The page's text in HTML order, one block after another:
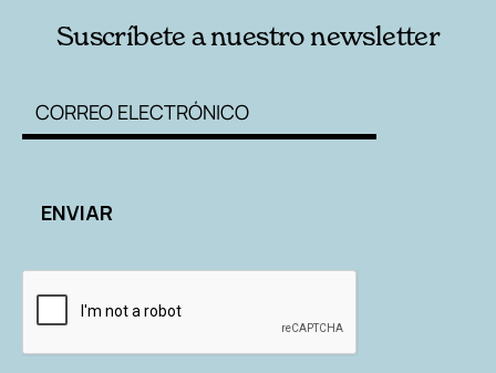
Suscríbete a nuestro newsletter